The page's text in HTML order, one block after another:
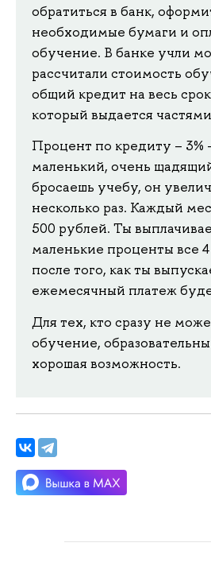
обратиться в банк,
необходимые бумаги и
обучение. В банке учли
рассчитали стоимость
общий кредит на весь
который выдается
Процент по кредиту – 3%
маленький, очень
бросаешь учебу, он
несколько раз. Каждый
500 рублей. Ты
маленькие проценты все 4
после того, как ты
ежемесячный платеж
Для тех, кто сразу не
обучение,
хорошая возможность.